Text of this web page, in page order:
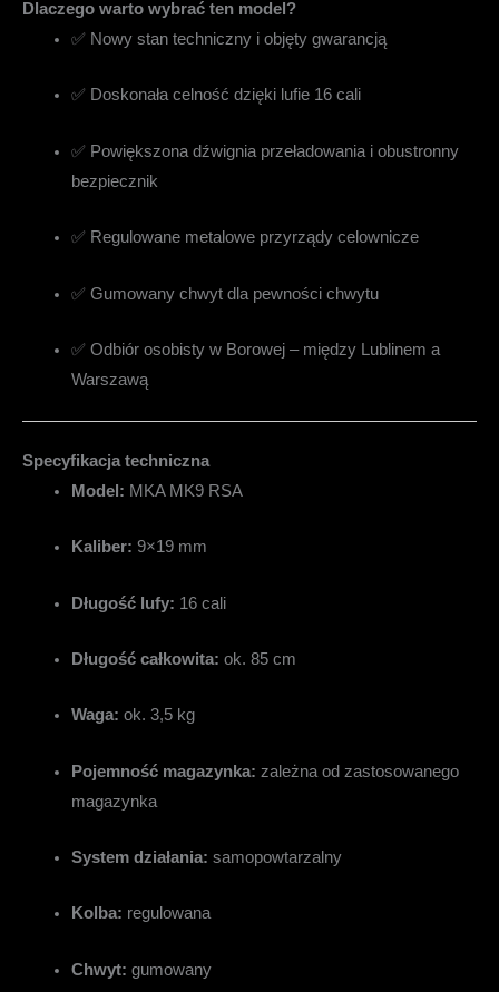
Dlaczego warto wybrać ten model?
✅ Nowy stan techniczny i objęty gwarancją
✅ Doskonała celność dzięki lufie 16 cali
✅ Powiększona dźwignia przeładowania i obustronny
bezpiecznik
✅ Regulowane metalowe przyrządy celownicze
✅ Gumowany chwyt dla pewności chwytu
✅ Odbiór osobisty w Borowej – między Lublinem a
Warszawą
Specyfikacja techniczna
Model: MKA MK9 RSA
Kaliber: 9×19 mm
Długość lufy: 16 cali
Długość całkowita: ok. 85 cm
Waga: ok. 3,5 kg
Pojemność magazynka: zależna od zastosowanego
magazynka
System działania: samopowtarzalny
Kolba: regulowana
Chwyt: gumowany